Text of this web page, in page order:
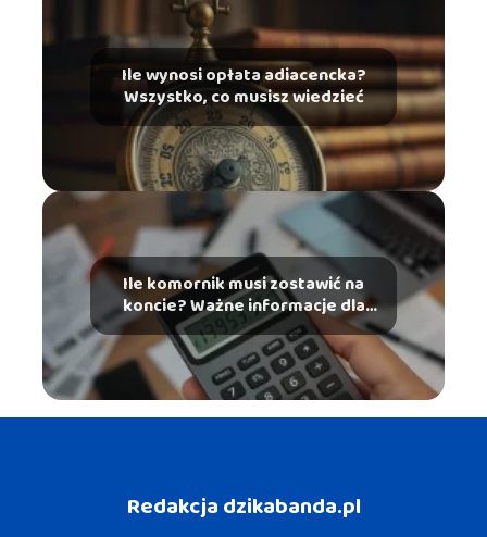
Ile wynosi opłata adiacencka?
Wszystko, co musisz wiedzieć
Ile komornik musi zostawić na
koncie? Ważne informacje dla
dłużników
Redakcja dzikabanda.pl